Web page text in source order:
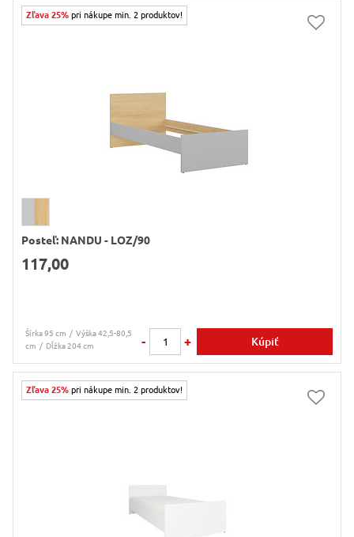
Zľava 25% pri nákupe min. 2 produktov!
Posteľ: NANDU - LOZ/90
117,00
Šírka 95 cm
Výška 42,5-80,5
cm
Dĺžka 204 cm - + Kúpiť
Zľava 25% pri nákupe min. 2 produktov!